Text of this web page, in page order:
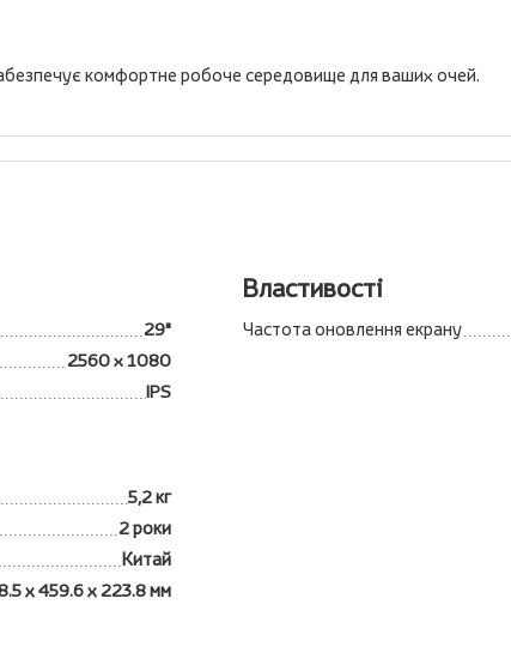
комфортне робоче середовище для ваших очей.
29"
2560 x 1080
IPS
Властивості
Частота оновлення екрану
5,2 кг
2 роки
Китай
х 459.6 х 223.8 мм